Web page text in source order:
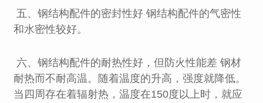
五、钢结构配件的密封性好 钢结构配件的气密性
和水密性较好。
六、钢结构配件的耐热性好，但防火性能差 钢材
耐热而不耐高温。随着温度的升高，强度就降低。
当四周存在着辐射热，温度在150度以上时，就应